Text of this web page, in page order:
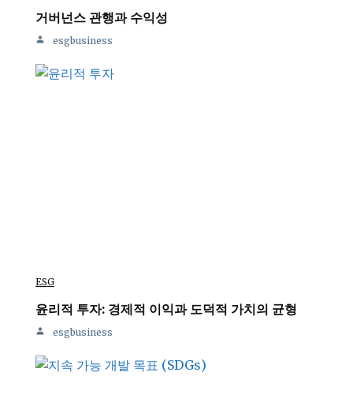
거버넌스 관행과 수익성
esgbusiness
ESG
윤리적 투자: 경제적 이익과 도덕적 가치의 균형
esgbusiness